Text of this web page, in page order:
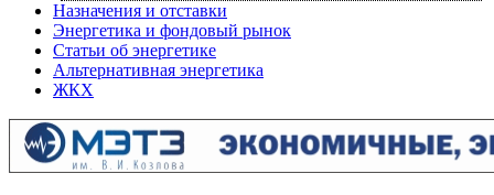
Назначения и отставки
Энергетика и фондовый рынок
Статьи об энергетике
Альтернативная энергетика
ЖКХ